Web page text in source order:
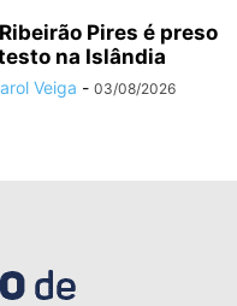
Pires é preso
na Islândia
Veiga - 03/08/2026